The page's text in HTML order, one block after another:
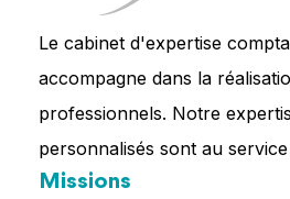
Le cabinet d'expertise
accompagne dans la
professionnels. Notre
personnalisés sont au
Missions